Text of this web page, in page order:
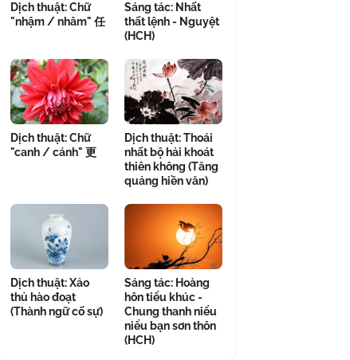
Dịch thuật: Chữ
"nhậm / nhâm" 任
Sáng tác: Nhất
thất lệnh - Nguyệt
(HCH)
Dịch thuật: Chữ
"canh / cánh" 更
Dịch thuật: Thoái
nhất bộ hải khoát
thiên không (Tăng
quảng hiền văn)
Dịch thuật: Xảo
thủ hào đoạt
(Thành ngữ cố sự)
Sáng tác: Hoàng
hôn tiểu khúc -
Chung thanh niểu
niểu bạn sơn thôn
(HCH)